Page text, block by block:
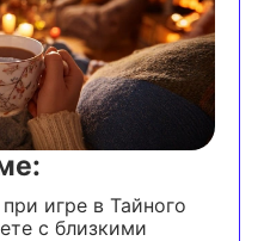
игре в Тайного
с близкими